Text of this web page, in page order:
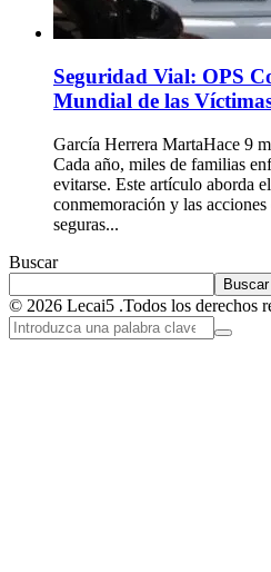
Seguridad Vial: OPS
Mundial de las
García Herrera MartaHace 9
Cada año, miles de familias
evitarse. Este artículo aborda
conmemoración y las
seguras...
Buscar
Buscar
© 2026 Lecai5 .Todos los derechos